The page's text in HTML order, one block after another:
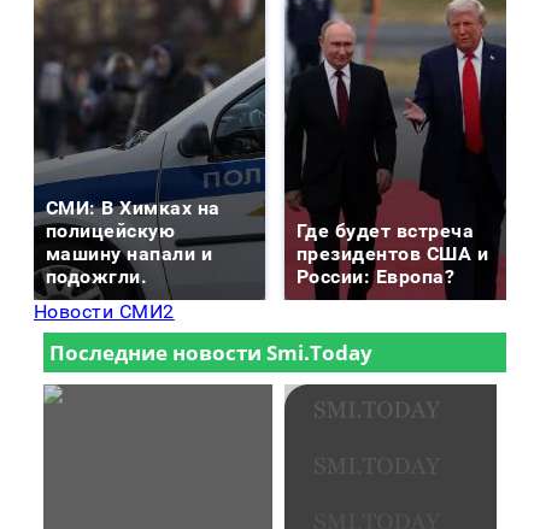
СМИ: В Химках на
полицейскую
машину напали и
подожгли.
Где будет встреча
президентов США и
России: Европа?
Новости СМИ2